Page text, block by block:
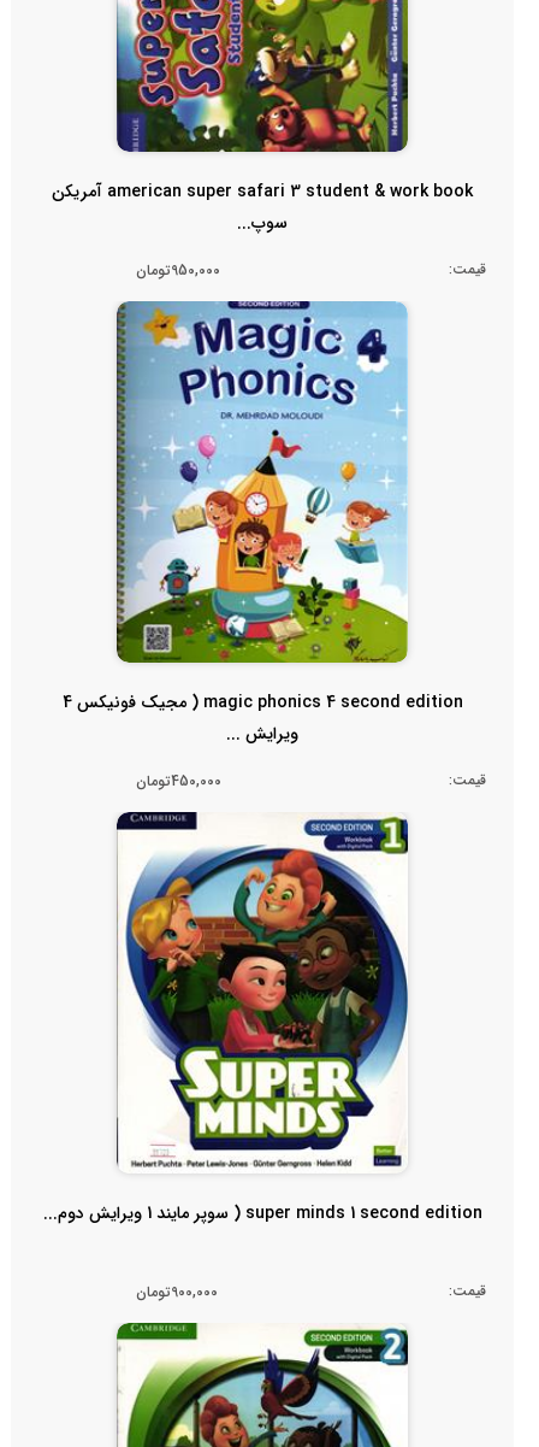
american super safari 3 student & work book آمریکن
سوپ...
قیمت: 950,000تومان
magic phonics 4 second edition ( مجیک فونیکس 4
ویرایش ...
قیمت: 450,000تومان
super minds 1 second edition ( سوپر مایند 1 ویرایش دوم...
قیمت: 900,000تومان